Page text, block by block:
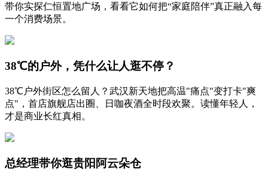
带你实探仁恒置地广场，看看它如何把“家庭陪伴”真正融入每
一个消费场景。
38℃的户外，凭什么让人逛不停？
38℃户外街区怎么留人？武汉新天地把高温"痛点"变打卡"爽
点"，首店旗舰店出圈、日咖夜酒全时段欢聚。读懂年轻人，
才是商业长红真相。
总经理带你逛贵阳阿云朵仓